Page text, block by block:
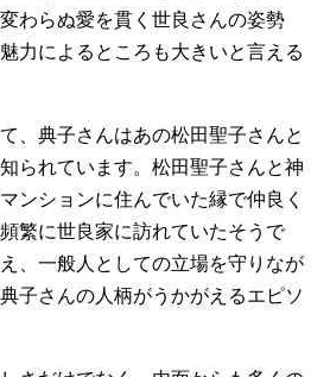
わらぬ愛を貫く世良さんの姿勢
力によるところも大きいと言える
、典子さんはあの松田聖子さんと
られています。松田聖子さんと神
ンションに住んでいた縁で仲良く
繁に世良家に訪れていたそうで
、一般人としての立場を守りなが
子さんの人柄がうかがえるエピソ